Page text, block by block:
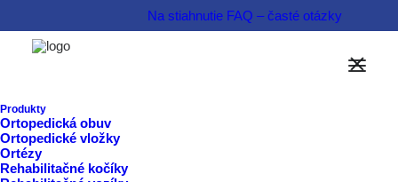
Na stiahnutie FAQ – časté otázky
Produkty
Ortopedická obuv
Ortopedické vložky
Ortézy
Rehabilitačné kočíky